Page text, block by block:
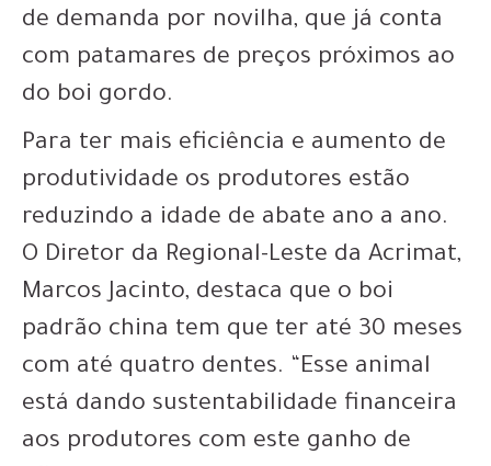
de demanda por novilha, que já conta
com patamares de preços próximos ao
do boi gordo.
Para ter mais eficiência e aumento de
produtividade os produtores estão
reduzindo a idade de abate ano a ano.
O Diretor da Regional-Leste da Acrimat,
Marcos Jacinto, destaca que o boi
padrão china tem que ter até 30 meses
com até quatro dentes. “Esse animal
está dando sustentabilidade financeira
aos produtores com este ganho de